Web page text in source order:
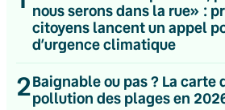
nous serons dans la rue» :
citoyens lancent un appel
d’urgence climatique
2Baignable ou pas ? La carte
pollution des plages en